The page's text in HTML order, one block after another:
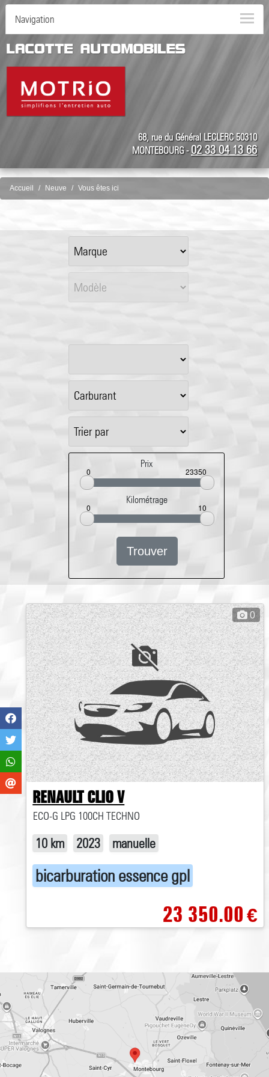
Navigation
68, rue du Général LECLERC 50310
MONTEBOURG -02 33 04 13 66
Accueil Neuve Vous êtes ici
Prix
0 23350
Kilométrage
0 10
Trouver
0
RENAULT CLIO V
ECO-G LPG 100CH TECHNO
10 km 2023 manuelle
bicarburation essence gpl
23 350.00€